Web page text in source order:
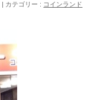
カテゴリー : コインランド